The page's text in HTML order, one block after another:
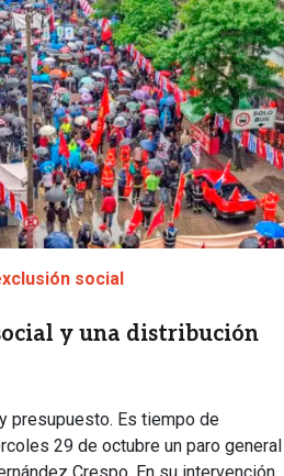
social
y una distribución
presupuesto. Es tiempo de
29 de octubre un paro general